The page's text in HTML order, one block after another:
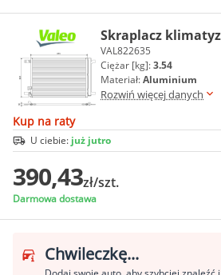
Skraplacz
VAL822635
Ciężar [kg]:3.54
Materiał:Aluminium
Rozwiń więcej danych
Kup na raty
U ciebie: już jutro
390,43zł/szt.
Darmowa dostawa
Chwileczkę...